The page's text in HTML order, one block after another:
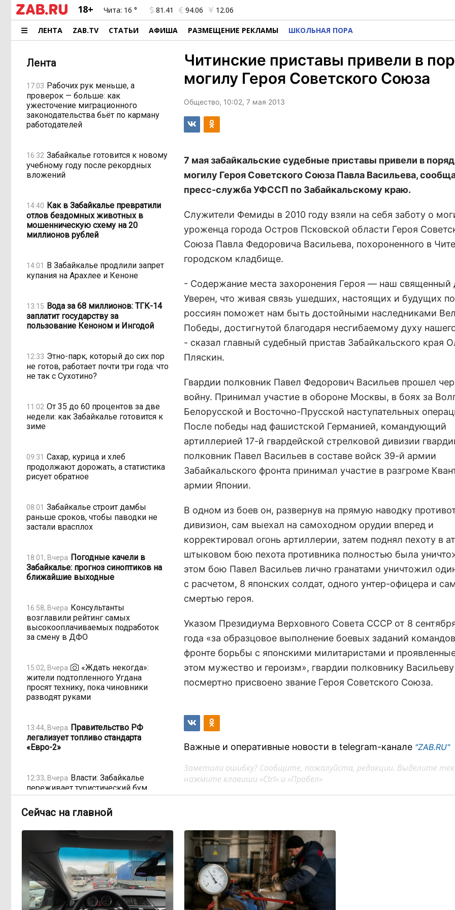
18+ Чита: 16 ° 81.41 94.06 12.06
ЛЕНТА ZAB.TV СТАТЬИ АФИША РАЗМЕЩЕНИЕ РЕКЛАМЫ ШКОЛЬНАЯ ПОРА
Лента
17:03 Рабочих рук меньше, а
проверок — больше: как
ужесточение миграционного
законодательства бьёт по карману
работодателей
16:32 Забайкалье готовится к новому
учебному году после рекордных
вложений
14:40 Как в Забайкалье превратили
отлов бездомных животных в
мошенническую схему на 20
миллионов рублей
14:01 В Забайкалье продлили запрет
купания на Арахлее и Кеноне
13:15 Вода за 68 миллионов: ТГК-14
заплатит государству за
пользование Кеноном и Ингодой
12:33 Этно-парк, который до сих пор
не готов, работает почти три года: что
не так с Сухотино?
11:02 От 35 до 60 процентов за две
недели: как Забайкалье готовится к
зиме
09:31 Сахар, курица и хлеб
продолжают дорожать, а статистика
рисует обратное
08:01 Забайкалье строит дамбы
раньше сроков, чтобы паводки не
застали врасплох
18:01, Вчера Погодные качели в
Забайкалье: прогноз синоптиков на
ближайшие выходные
16:58, Вчера Консультанты
возглавили рейтинг самых
высокооплачиваемых подработок
за смену в ДФО
15:02, Вчера
«Ждать некогда»:
жители подтопленного Угдана
просят технику, пока чиновники
разводят руками
13:44, Вчера Правительство РФ
легализует топливо стандарта
«Евро-2»
12:33, Вчера Власти: Забайкалье
переживает туристический бум
11:05, Вчера
«В большинстве
регионов индексация прошла с 1
января»: почему Забайкалье
задержало повышение зарплат
бюджетникам
10:16, Вчера
В Каларском округе
подрядчик и чиновник попали под
уголовные дела
Читинские приставы привели в
могилу Героя Советского Союза
Общество, 10:02, 7 мая 2013
7 мая забайкальские судебные приставы привели в
могилу Героя Советского Союза Павла Васильева,
пресс-служба УФССП по Забайкальскому краю.
Служители Фемиды в 2010 году взяли на себя заботу о
уроженца города Остров Псковской области Героя
Союза Павла Федоровича Васильева, похороненного в
городском кладбище.
- Содержание места захоронения Героя — наш священный
Уверен, что живая связь ушедших, настоящих и будущих
россиян поможет нам быть достойными наследниками
Победы, достигнутой благодаря несгибаемому духу
- сказал главный судебный пристав Забайкальского края
Пляскин.
Гвардии полковник Павел Федорович Васильев прошел
войну. Принимал участие в обороне Москвы, в боях за
Белорусской и Восточно-Прусской наступательных
После победы над фашистской Германией, командующий
артиллерией 17-й гвардейской стрелковой дивизии
полковник Павел Васильев в составе войск 39-й армии
Забайкальского фронта принимал участие в разгроме
армии Японии.
В одном из боев он, развернув на прямую наводку
дивизион, сам выехал на самоходном орудии вперед и
корректировал огонь артиллерии, затем поднял пехоту в
штыковом бою пехота противника полностью была
этом бою Павел Васильев лично гранатами уничтожил
с расчетом, 8 японских солдат, одного унтер-офицера и
смертью героя.
Указом Президиума Верховного Совета СССР от 8
года «за образцовое выполнение боевых заданий
фронте борьбы с японскими милитаристами и
этом мужество и героизм», гвардии полковнику
посмертно присвоено звание Героя Советского Союза.
Важные и оперативные новости в telegram-канале "ZAB.RU"
Заметили ошибку? Сообщите, пожалуйста, редакции. Выделите
нажмите клавиши «Ctrl» и «Пробел»
Сейчас на главной